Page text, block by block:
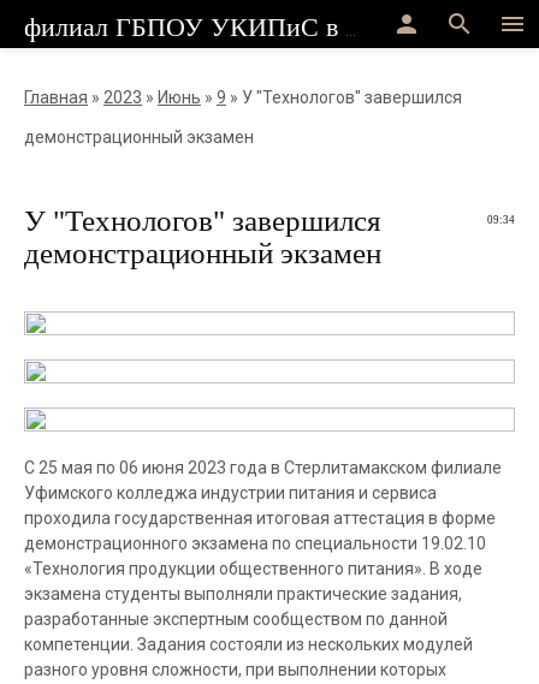
menu
search
person
Главная » 2023 » Июнь » 9 » У "Технологов" завершился
демонстрационный экзамен
09:34
У "Технологов" завершился
демонстрационный экзамен
С 25 мая по 06 июня 2023 года в Стерлитамакском филиале
Уфимского колледжа индустрии питания и сервиса
проходила государственная итоговая аттестация в форме
демонстрационного экзамена по специальности 19.02.10
«Технология продукции общественного питания». В ходе
экзамена студенты выполняли практические задания,
разработанные экспертным сообществом по данной
компетенции. Задания состояли из нескольких модулей
разного уровня сложности, при выполнении которых